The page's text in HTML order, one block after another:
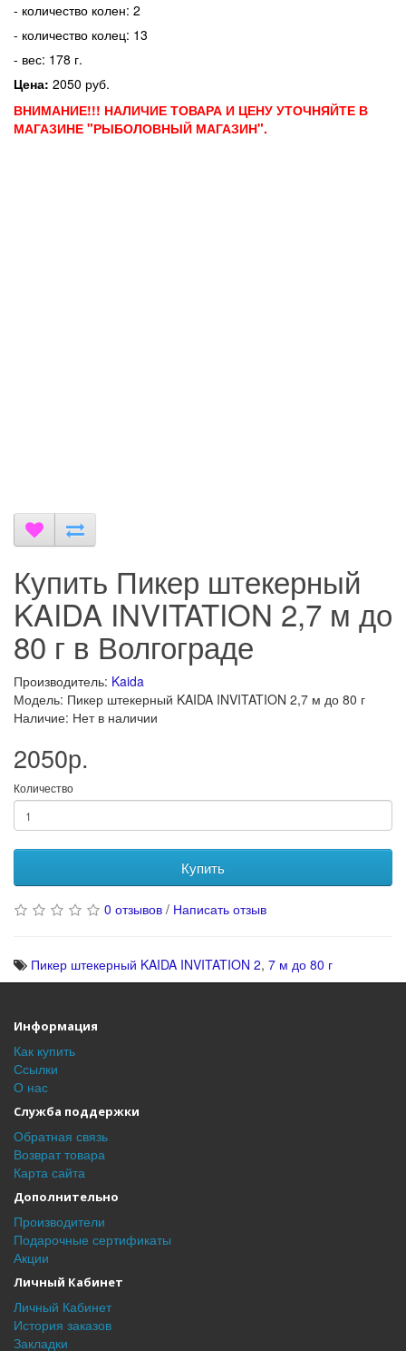
- количество колен: 2
- количество колец: 13
- вес: 178 г.
Цена: 2050 руб.
ВНИМАНИЕ!!! НАЛИЧИЕ ТОВАРА И ЦЕНУ УТОЧНЯЙТЕ В
МАГАЗИНЕ "РЫБОЛОВНЫЙ МАГАЗИН".
Купить Пикер штекерный
KAIDA INVITATION 2,7 м до
80 г в Волгограде
Производитель: Kaida
Модель: Пикер штекерный KAIDA INVITATION 2,7 м до 80 г
Наличие: Нет в наличии
2050р.
Количество
Купить
0 отзывов / Написать отзыв
Пикер штекерный KAIDA INVITATION 2, 7 м до 80 г
Информация
Как купить
Ссылки
О нас
Служба поддержки
Обратная связь
Возврат товара
Карта сайта
Дополнительно
Производители
Подарочные сертификаты
Акции
Личный Кабинет
Личный Кабинет
История заказов
Закладки